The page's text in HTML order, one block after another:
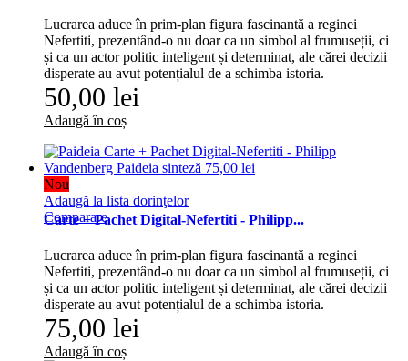
Lucrarea aduce în prim-plan figura fascinantă a reginei
Nefertiti, prezentând-o nu doar ca un simbol al frumuseții, ci
și ca un actor politic inteligent și determinat, ale cărei decizii
disperate au avut potențialul de a schimba istoria.
50,00 lei
Adaugă în coș
Nou
Adaugă la lista dorinţelor
Comparare
Carte + Pachet Digital-Nefertiti - Philipp...
Lucrarea aduce în prim-plan figura fascinantă a reginei
Nefertiti, prezentând-o nu doar ca un simbol al frumuseții, ci
și ca un actor politic inteligent și determinat, ale cărei decizii
disperate au avut potențialul de a schimba istoria.
75,00 lei
Adaugă în coș